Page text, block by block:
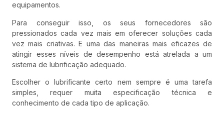
equipamentos.
Para conseguir isso, os seus fornecedores são
pressionados cada vez mais em oferecer soluções cada
vez mais criativas. E uma das maneiras mais eficazes de
atingir esses níveis de desempenho está atrelada a um
sistema de lubrificação adequado.
Escolher o lubrificante certo nem sempre é uma tarefa
simples, requer muita especificação técnica e
conhecimento de cada tipo de aplicação.